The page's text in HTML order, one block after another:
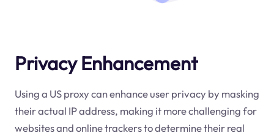
Privacy Enhancement
Using a US proxy can enhance user privacy by masking
their actual IP address, making it more challenging for
websites and online trackers to determine their real